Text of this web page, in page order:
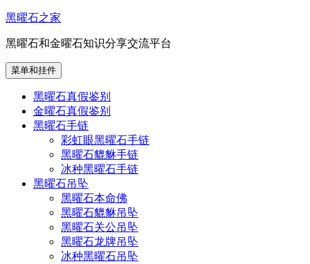
跳
内
容
黑曜石之家
黑曜石和金曜石知识分享交流平台
菜单和挂件
黑曜石真假鉴别
金曜石真假鉴别
黑曜石手链
彩虹眼黑曜石手链
黑曜石貔貅手链
冰种黑曜石手链
黑曜石吊坠
黑曜石本命佛
黑曜石貔貅吊坠
黑曜石关公吊坠
黑曜石龙牌吊坠
冰种黑曜石吊坠